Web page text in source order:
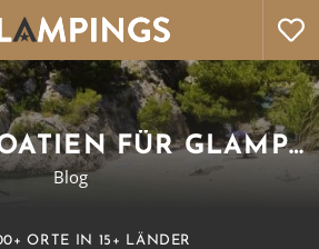
Kroatien für Glamping-Flitterwochen ideal ist
WARUM KROATIEN FÜR GLAMPING-FLITTERWOCHEN IDEAL IST
Blog
ORTE IN 15+ LÄNDER